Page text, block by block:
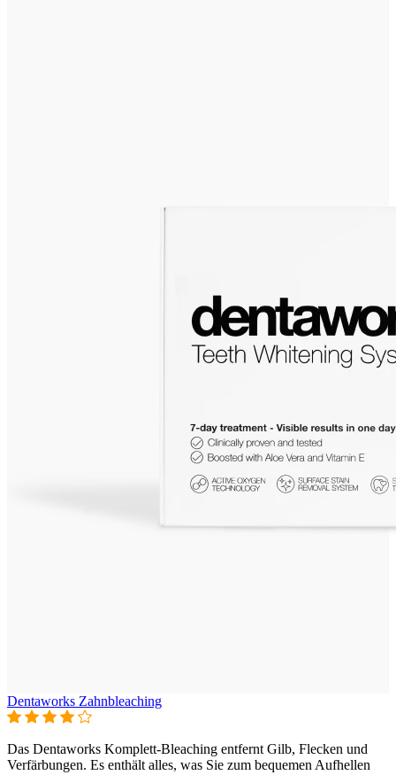
Dentaworks Zahnbleaching
Das Dentaworks Komplett-Bleaching entfernt Gilb, Flecken und
Verfärbungen. Es enthält alles, was Sie zum bequemen Aufhellen